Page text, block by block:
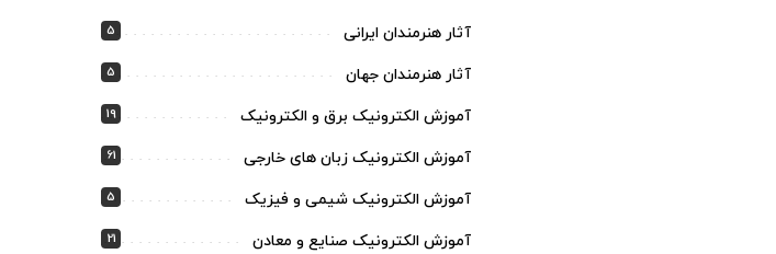
آثار هنرمندان ایرانی 5
آثار هنرمندان جهان 5
آموزش الکترونیک برق و الکترونیک 19
آموزش الکترونیک زبان های خارجی 61
آموزش الکترونیک شیمی و فیزیک 5
آموزش الکترونیک صنایع و معادن 21